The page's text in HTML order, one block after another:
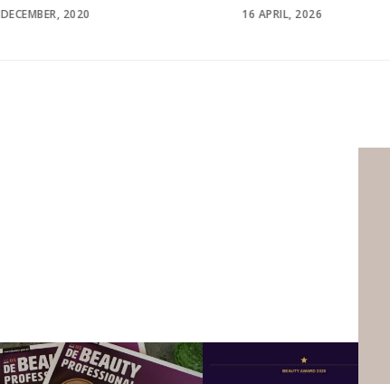
POSTED
16 APRIL, 2026
POSTED
5 JULI, 2021